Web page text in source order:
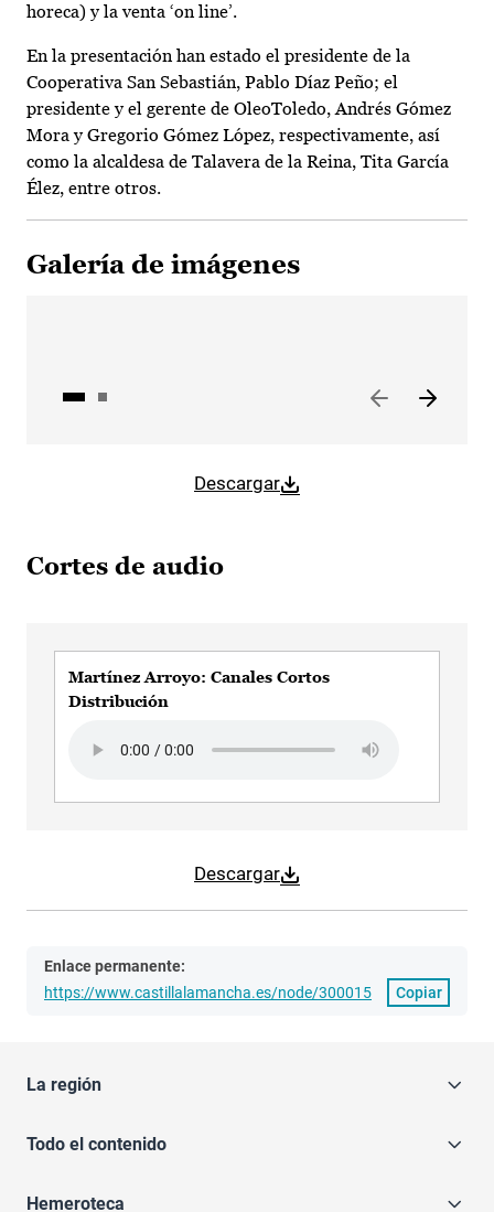
horeca) y la venta ‘on line’.
En la presentación han estado el presidente de la
Cooperativa San Sebastián, Pablo Díaz Peño; el
presidente y el gerente de OleoToledo, Andrés Gómez
Mora y Gregorio Gómez López, respectivamente, así
como la alcaldesa de Talavera de la Reina, Tita García
Élez, entre otros.
Galería de imágenes
Descargar
Cortes de audio
Descargar
Martínez Arroyo: Canales Cortos
Distribución
Enlace permanente:
https://www.castillalamancha.es/node/300015
Copiar
La región
Todo el contenido
Hemeroteca